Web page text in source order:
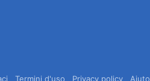
Termini d'uso Privacy policy Aiuto